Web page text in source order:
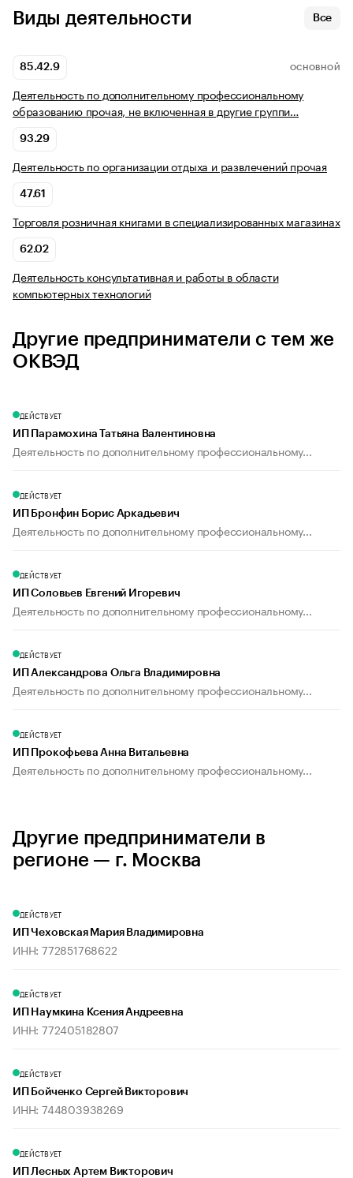
Виды деятельности Все
85.42.9 ОСНОВНОЙ
Деятельность по дополнительному профессиональному
образованию прочая, не включенная в другие группи…
93.29
Деятельность по организации отдыха и развлечений прочая
47.61
Торговля розничная книгами в специализированных магазинах
62.02
Деятельность консультативная и работы в области
компьютерных технологий
Другие предприниматели с тем же
ОКВЭД
ДЕЙСТВУЕТ
ИП Парамохина Татьяна Валентиновна
Деятельность по дополнительному профессиональному...
ДЕЙСТВУЕТ
ИП Бронфин Борис Аркадьевич
Деятельность по дополнительному профессиональному...
ДЕЙСТВУЕТ
ИП Соловьев Евгений Игоревич
Деятельность по дополнительному профессиональному...
ДЕЙСТВУЕТ
ИП Александрова Ольга Владимировна
Деятельность по дополнительному профессиональному...
ДЕЙСТВУЕТ
ИП Прокофьева Анна Витальевна
Деятельность по дополнительному профессиональному...
Другие предприниматели в
регионе — г. Москва
ДЕЙСТВУЕТ
ИП Чеховская Мария Владимировна
ИНН: 772851768622
ДЕЙСТВУЕТ
ИП Наумкина Ксения Андреевна
ИНН: 772405182807
ДЕЙСТВУЕТ
ИП Бойченко Сергей Викторович
ИНН: 744803938269
ДЕЙСТВУЕТ
ИП Лесных Артем Викторович